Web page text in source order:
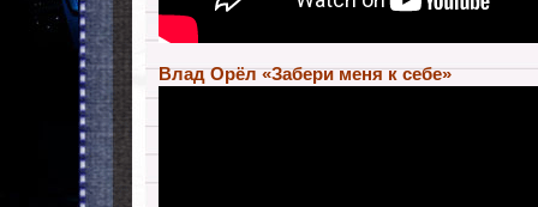
Влад Орёл «Забери меня к себе»